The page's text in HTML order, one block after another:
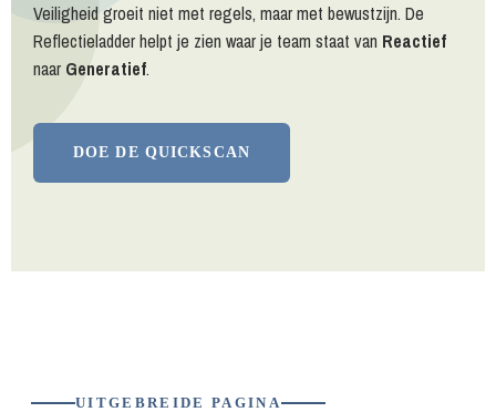
Veiligheid groeit niet met regels, maar met bewustzijn. De
Reflectieladder helpt je zien waar je team staat van Reactief
naar Generatief.
DOE DE QUICKSCAN
UITGEBREIDE PAGINA